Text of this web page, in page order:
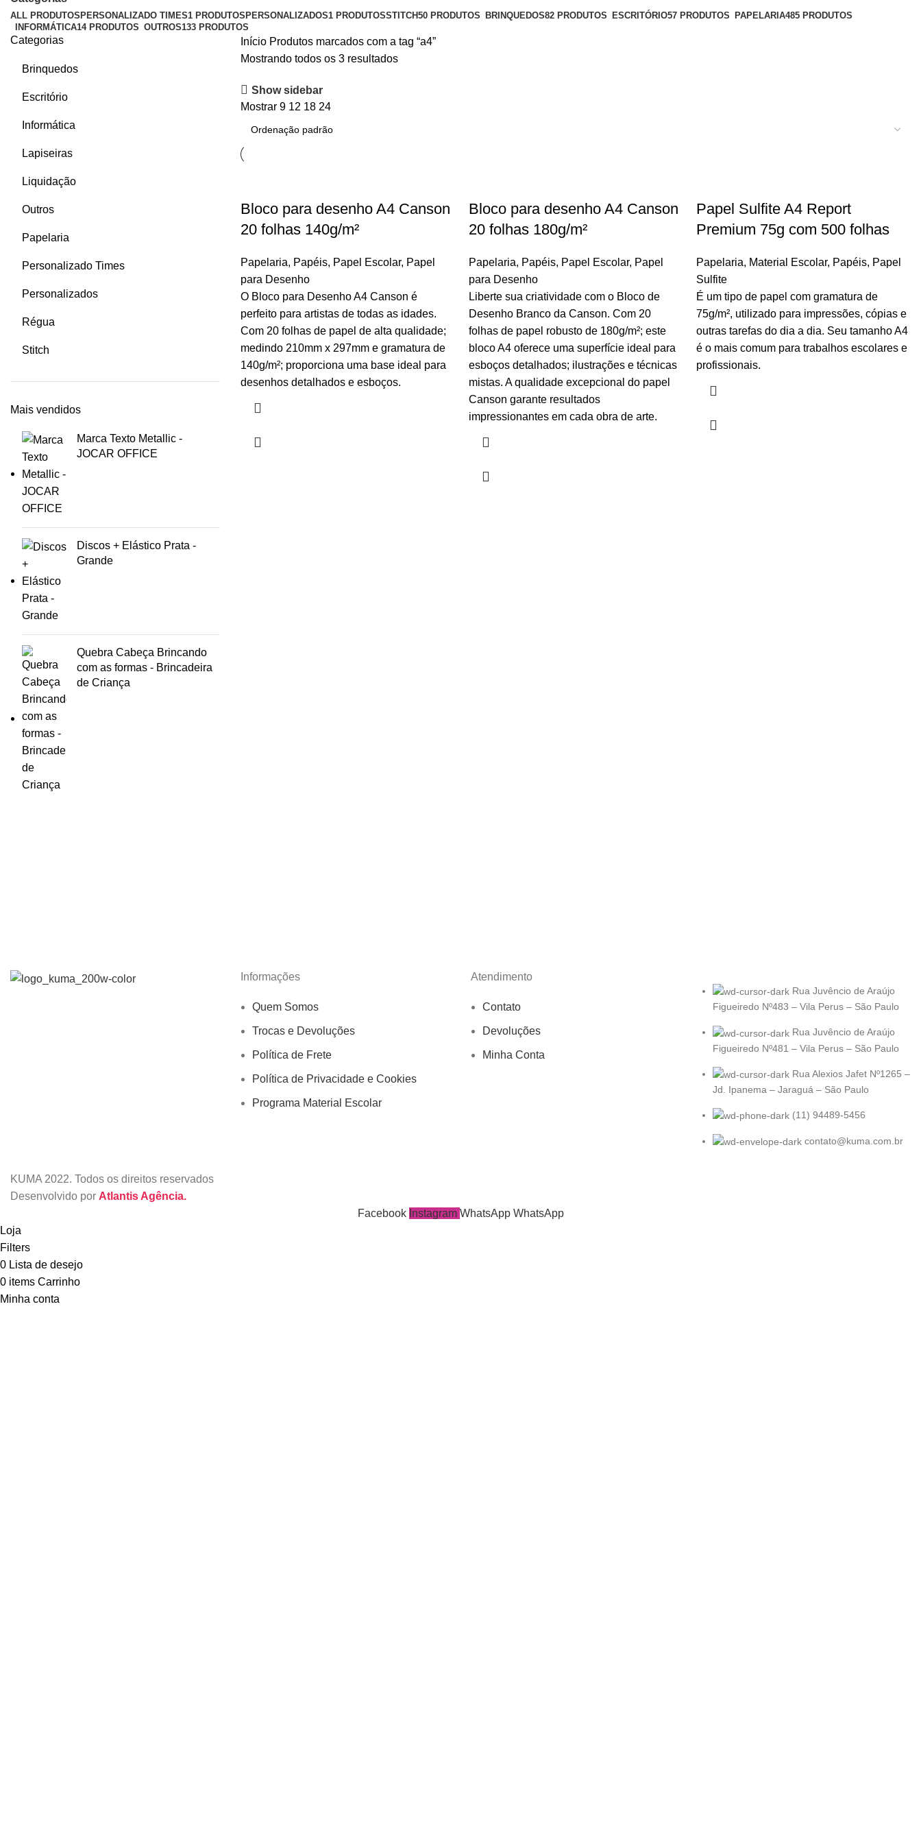
ALL PRODUTOS PERSONALIZADO TIMES1 PRODUTOS PERSONALIZADOS1 PRODUTOSSTITCH50 PRODUTOS BRINQUEDOS82 PRODUTOS ESCRITÓRIO57 PRODUTOS PAPELARIA485 PRODUTOS
INFORMÁTICA14 PRODUTOS OUTROS133 PRODUTOS
Categorias
Brinquedos
Escritório
Informática
Lapiseiras
Liquidação
Outros
Papelaria
Personalizado Times
Personalizados
Régua
Stitch
Mais vendidos
Marca Texto Metallic -
JOCAR OFFICE
Discos + Elástico Prata -
Grande
Quebra Cabeça Brincando
com as formas - Brincadeira
de Criança
Início Produtos marcados com a tag “a4”
Mostrando todos os 3 resultados
Show sidebar
Mostrar 9 12 18 24
Bloco para desenho A4 Canson
20 folhas 140g/m²
Papelaria, Papéis, Papel Escolar, Papel
para Desenho
O Bloco para Desenho A4 Canson é
perfeito para artistas de todas as idades.
Com 20 folhas de papel de alta qualidade;
medindo 210mm x 297mm e gramatura de
140g/m²; proporciona uma base ideal para
desenhos detalhados e esboços.
Bloco para desenho A4 Canson
20 folhas 180g/m²
Papelaria, Papéis, Papel Escolar, Papel
para Desenho
Liberte sua criatividade com o Bloco de
Desenho Branco da Canson. Com 20
folhas de papel robusto de 180g/m²; este
bloco A4 oferece uma superfície ideal para
esboços detalhados; ilustrações e técnicas
mistas. A qualidade excepcional do papel
Canson garante resultados
impressionantes em cada obra de arte.
Papel Sulfite A4 Report
Premium 75g com 500 folhas
Papelaria, Material Escolar, Papéis, Papel
Sulfite
É um tipo de papel com gramatura de
75g/m², utilizado para impressões, cópias e
outras tarefas do dia a dia. Seu tamanho A4
é o mais comum para trabalhos escolares e
profissionais.
Informações
Quem Somos
Trocas e Devoluções
Política de Frete
Política de Privacidade e Cookies
Programa Material Escolar
Atendimento
Contato
Devoluções
Minha Conta
Rua Juvêncio de Araújo
Figueiredo Nº483 – Vila Perus – São Paulo
Rua Juvêncio de Araújo
Figueiredo Nº481 – Vila Perus – São Paulo
Rua Alexios Jafet Nº1265 –
Jd. Ipanema – Jaraguá – São Paulo
(11) 94489-5456
contato@kuma.com.br
KUMA2022. Todos os direitos reservados
Desenvolvido por Atlantis Agência.
Facebook Instagram WhatsApp WhatsApp
Loja
Filters
0 Lista de desejo
0 items Carrinho
Minha conta